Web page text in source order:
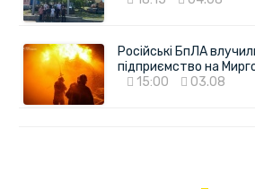
Російські БпЛА
підприємство на
15:00
03.08